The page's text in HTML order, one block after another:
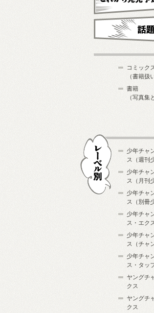
これから発売予定
コミック
（書籍扱
書籍
（写真集
少年チャ
ス（週刊
少年チャ
ス（月刊
少年チャ
ス（別冊
少年チャ
ス・エク
少年チャ
ス（チャ
少年チャ
ス・タッ
ヤングチ
クス
ヤングチ
クス